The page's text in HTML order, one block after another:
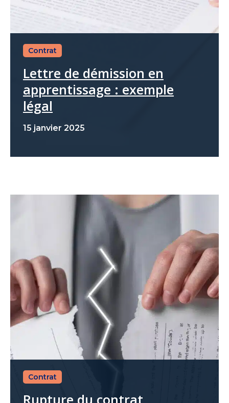
Contrat
Lettre de démission en
apprentissage​ : exemple
légal
15 janvier 2025
Contrat
Rupture du contrat